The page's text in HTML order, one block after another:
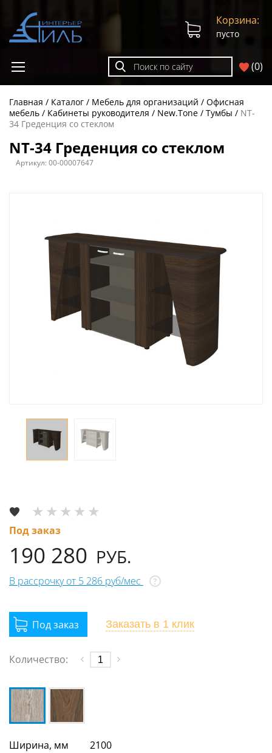
(0)
Корзина:
пусто
Главная Каталог Мебель для организаций
Офисная
мебель
Кабинеты руководителя New.Tone Тумбы
NT-
34 Греденция со стеклом
NT-34 Греденция со стеклом
Артикул:00-00007647
Под заказ
190 280 РУБ.
В рассрочку от 5 286 руб/мес ?
Заказать в 1 клик
Количество:
Ширина, мм
2100